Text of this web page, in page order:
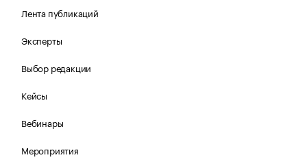
Лента публикаций
Эксперты
Выбор редакции
Кейсы
Вебинары
Мероприятия